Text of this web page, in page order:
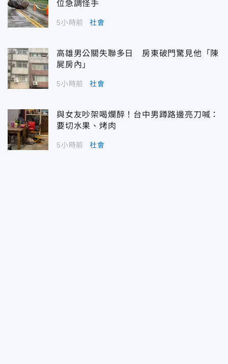
位急調怪手
5小時前 社會
高雄男公關失聯多日 房東破門驚見他「陳
屍房內」
5小時前 社會
與女友吵架喝爛醉！台中男蹲路邊亮刀喊：
要切水果、烤肉
5小時前 社會